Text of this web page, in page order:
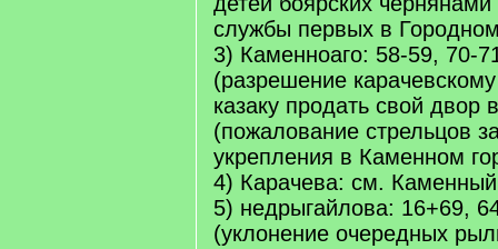
службы первых в
3) Каменноаго: 58-59, 70-
(разрешение
казаку продать свой двор
(пожалование стрельцов
укрепления в Каменном
4) Карачева: см.
5) недрыгайлова: 16+69,
(уклонение очередных